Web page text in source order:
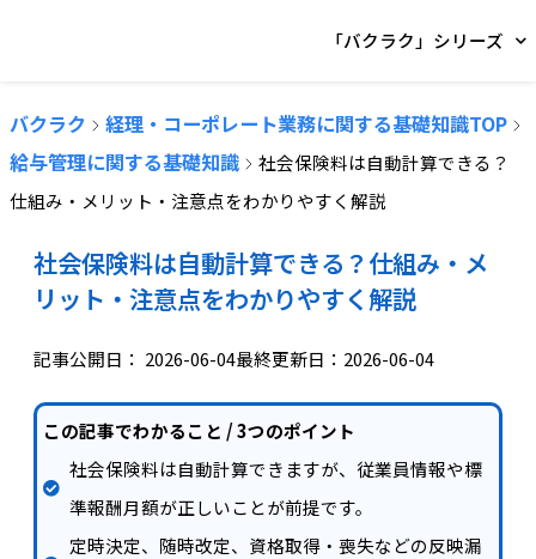
「バクラク」シリーズ
バクラク
経理・コーポレート業務に関する基礎知識TOP
給与管理に関する基礎知識
社会保険料は自動計算できる？
仕組み・メリット・注意点をわかりやすく解説
社会保険料は自動計算できる？仕組み・メ
リット・注意点をわかりやすく解説
記事公開日： 2026-06-04最終更新日：2026-06-04
この記事でわかること / 3つのポイント
社会保険料は自動計算できますが、従業員情報や標
準報酬月額が正しいことが前提です。
定時決定、随時改定、資格取得・喪失などの反映漏